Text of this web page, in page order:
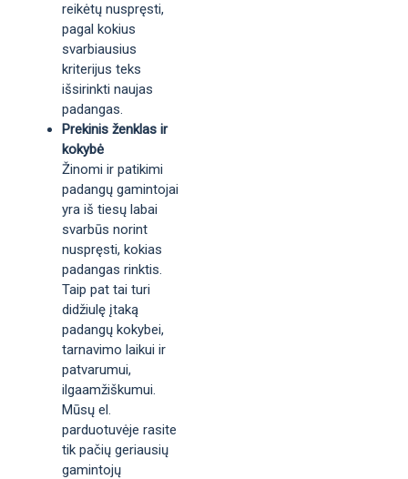
reikėtų nuspręsti,
pagal kokius
svarbiausius
kriterijus teks
išsirinkti naujas
padangas.
Prekinis ženklas ir
kokybė
Žinomi ir patikimi
padangų gamintojai
yra iš tiesų labai
svarbūs norint
nuspręsti, kokias
padangas rinktis.
Taip pat tai turi
didžiulę įtaką
padangų kokybei,
tarnavimo laikui ir
patvarumui,
ilgaamžiškumui.
Mūsų el.
parduotuvėje rasite
tik pačių geriausių
gamintojų